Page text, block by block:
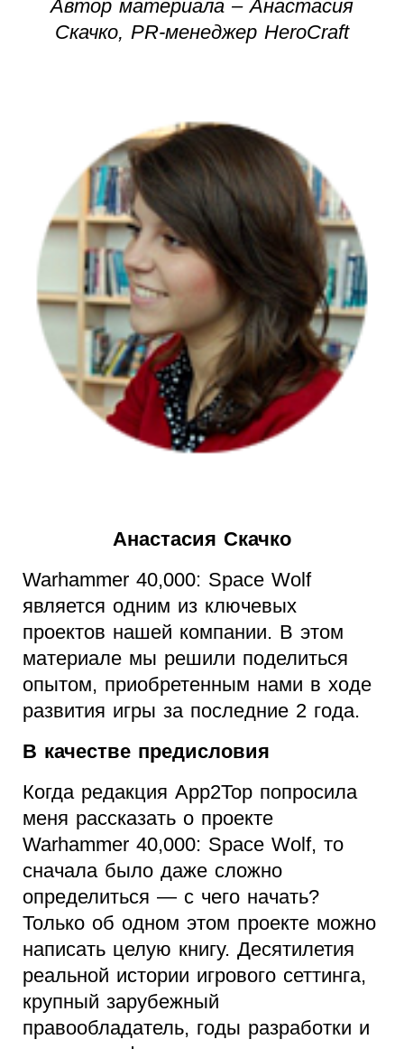
Автор материала – Анастасия
Скачко, PR-менеджер HeroCraft
Анастасия Скачко
Warhammer 40,000: Space Wolf
является одним из ключевых
проектов нашей компании. В этом
материале мы решили поделиться
опытом, приобретенным нами в ходе
развития игры за последние 2 года.
В качестве предисловия
Когда редакция App2Top попросила
меня рассказать о проекте
Warhammer 40,000: Space Wolf, то
сначала было даже сложно
определиться — с чего начать?
Только об одном этом проекте можно
написать целую книгу. Десятилетия
реальной истории игрового сеттинга,
крупный зарубежный
правообладатель, годы разработки и